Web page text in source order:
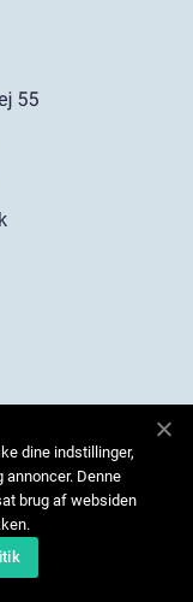
dine indstillinger,
Denne
brug af websiden